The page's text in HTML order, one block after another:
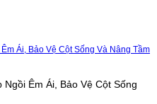
Ái, Bảo Vệ Cột Sống Và Nâng Tầm
Êm Ái, Bảo Vệ Cột Sống